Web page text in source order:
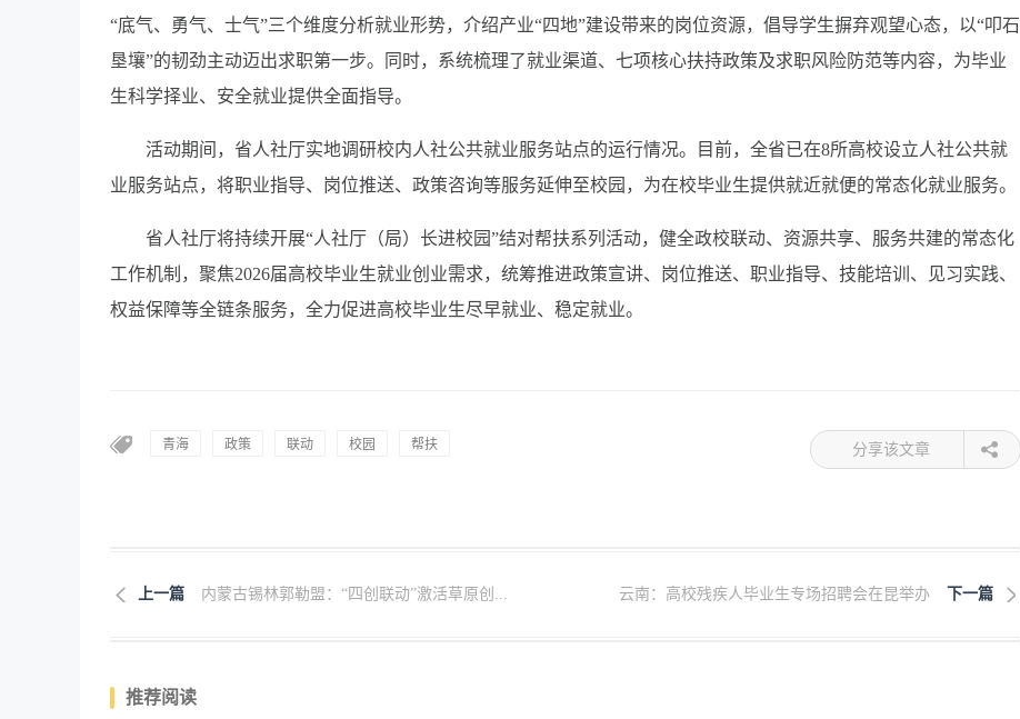
“底气、勇气、士气”三个维度分析就业形势，介绍产业“四地”建设带来的岗位资源，倡导学生摒弃观望心态，以“叩石
垦壤”的韧劲主动迈出求职第一步。同时，系统梳理了就业渠道、七项核心扶持政策及求职风险防范等内容，为毕业
生科学择业、安全就业提供全面指导。
活动期间，省人社厅实地调研校内人社公共就业服务站点的运行情况。目前，全省已在8所高校设立人社公共就
业服务站点，将职业指导、岗位推送、政策咨询等服务延伸至校园，为在校毕业生提供就近就便的常态化就业服务。
省人社厅将持续开展“人社厅（局）长进校园”结对帮扶系列活动，健全政校联动、资源共享、服务共建的常态化
工作机制，聚焦2026届高校毕业生就业创业需求，统筹推进政策宣讲、岗位推送、职业指导、技能培训、见习实践、
权益保障等全链条服务，全力促进高校毕业生尽早就业、稳定就业。
青海 政策 联动 校园 帮扶 分享该文章
上一篇 内蒙古锡林郭勒盟：“四创联动”激活草原创... 下一篇
云南：高校残疾人毕业生专场招聘会在昆举办
推荐阅读